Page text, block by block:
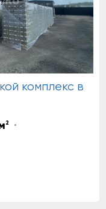
комплекс в
2